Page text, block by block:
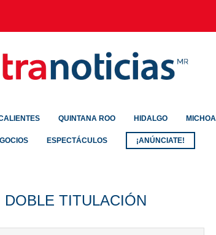
DE...
QUINTANA ROO HIDALGO
ESPECTÁCULOS ¡ANÚNCIATE!
DOBLE TITULACIÓN